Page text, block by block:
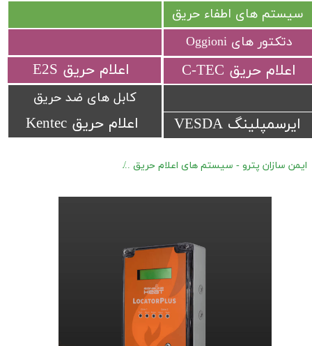
اعلام حریق Kentec
​اعلام حریق C-TEC​​​​​​​ ​اعلام حریق E2S
ایرسمپلینگ VESDA
سیستم های اطفاء حریق
کابل های ضد حریق
دتکتور های Oggioni
ایمن سازان پترو - سیستم های اعلام حریق